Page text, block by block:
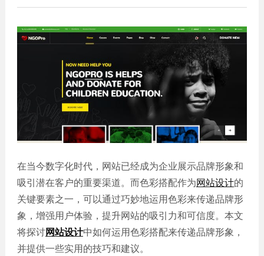
简
们
的
客
户
建设
小程
序开
微信
定制
服务
电商
网站
建设
生物
医药
网站
建设
外贸
案例
生物
医疗
教育
培训
政府
单位
机械
制造
能源
化工
技
装修
建筑
建
网
站
设
题
程
序
在当今数字化时代，网站已经成为企业展示品牌形象和
吸引潜在客户的重要渠道。而色彩搭配作为网站设计的
关键要素之一，可以通过巧妙地运用色彩来传递品牌形
象，增强用户体验，提升网站的吸引力和可信度。本文
将探讨网站设计中如何运用色彩搭配来传递品牌形象，
并提供一些实用的技巧和建议。